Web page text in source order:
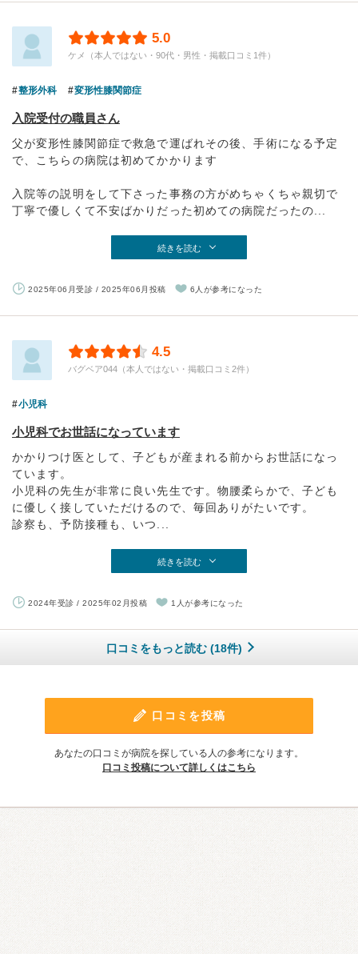
5.0
ケメ（本人ではない・90代・男性・掲載口コミ1件）
整形外科 変形性膝関節症
入院受付の職員さん
父が変形性膝関節症で救急で運ばれその後、手術になる予定
で、こちらの病院は初めてかかります
入院等の説明をして下さった事務の方がめちゃくちゃ親切で
丁寧で優しくて不安ばかりだった初めての病院だったの...
続きを読む
2025年06月受診 / 2025年06月投稿 6人が参考になった
4.5
バグベア044（本人ではない・掲載口コミ2件）
小児科
小児科でお世話になっています
かかりつけ医として、子どもが産まれる前からお世話になっ
ています。
小児科の先生が非常に良い先生です。物腰柔らかで、子ども
に優しく接していただけるので、毎回ありがたいです。
診察も、予防接種も、いつ...
続きを読む
2024年受診 / 2025年02月投稿 1人が参考になった
口コミをもっと読む (18件)
口コミを投稿
あなたの口コミが病院を探している人の参考になります。
口コミ投稿について詳しくはこちら